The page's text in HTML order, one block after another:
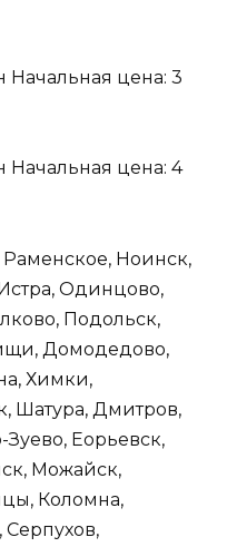
Начальная цена: 3
Начальная цена: 4
Ноинск,
Одинцово,
Подольск,
Домодедово,
Химки,
Шатура, Дмитров,
Еорьевск,
Можайск,
Коломна,